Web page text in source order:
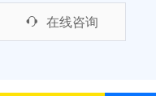
在线咨询